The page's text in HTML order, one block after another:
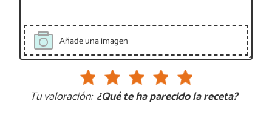
Añade una imagen
Tu valoración: ¿Qué te ha parecido la receta?